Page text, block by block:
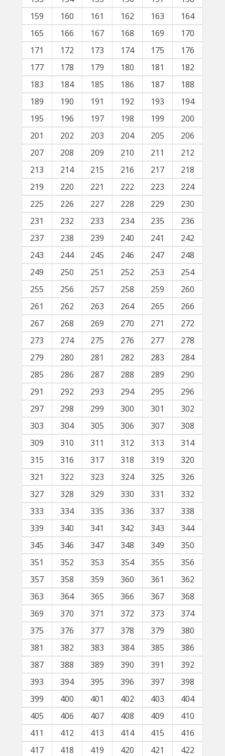
159
160 161 162 163
164
165
166 167 168 169
170
171
172 173 174 175
176
177
178 179 180 181
182
183
184 185 186 187
188
189
190 191 192 193
194
195
196 197 198 199
200
201
202 203 204 205
206
207
208 209 210 211
212
213
214 215 216 217
218
219
220 221 222 223
224
225
226 227 228 229
230
231
232 233 234 235
236
237
238 239 240 241
242
243
244 245 246 247
248
249
250 251 252 253
254
255
256 257 258 259
260
261
262 263 264 265
266
267
268 269 270 271
272
273
274 275 276 277
278
279
280 281 282 283
284
285
286 287 288 289
290
291
292 293 294 295
296
297
298 299 300 301
302
303
304 305 306 307
308
309
310 311 312 313
314
315
316 317 318 319
320
321
322 323 324 325
326
327
328 329 330 331
332
333
334 335 336 337
338
339
340 341 342 343
344
345
346 347 348 349
350
351
352 353 354 355
356
357
358 359 360 361
362
363
364 365 366 367
368
369
370 371 372 373
374
375
376 377 378 379
380
381
382 383 384 385
386
387
388 389 390 391
392
393
394 395 396 397
398
399
400 401 402 403
404
405
406 407 408 409
410
411
412 413 414 415
416
417
418 419 420 421 422